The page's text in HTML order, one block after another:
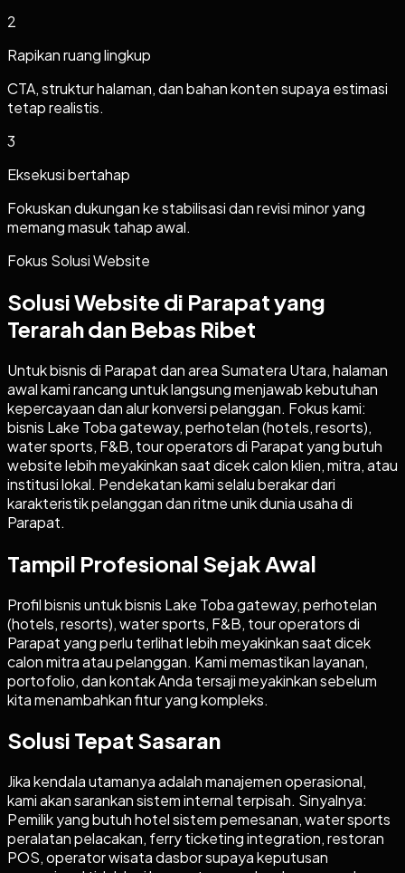
2
Rapikan ruang lingkup
CTA, struktur halaman, dan bahan konten supaya estimasi
tetap realistis.
3
Eksekusi bertahap
Fokuskan dukungan ke stabilisasi dan revisi minor yang
memang masuk tahap awal.
Fokus Solusi Website
Solusi Website di Parapat yang
Terarah dan Bebas Ribet
Untuk bisnis di Parapat dan area Sumatera Utara, halaman
awal kami rancang untuk langsung menjawab kebutuhan
kepercayaan dan alur konversi pelanggan. Fokus kami:
bisnis Lake Toba gateway, perhotelan (hotels, resorts),
water sports, F&B, tour operators di Parapat yang butuh
website lebih meyakinkan saat dicek calon klien, mitra, atau
institusi lokal. Pendekatan kami selalu berakar dari
karakteristik pelanggan dan ritme unik dunia usaha di
Parapat.
Tampil Profesional Sejak Awal
Profil bisnis untuk bisnis Lake Toba gateway, perhotelan
(hotels, resorts), water sports, F&B, tour operators di
Parapat yang perlu terlihat lebih meyakinkan saat dicek
calon mitra atau pelanggan. Kami memastikan layanan,
portofolio, dan kontak Anda tersaji meyakinkan sebelum
kita menambahkan fitur yang kompleks.
Solusi Tepat Sasaran
Jika kendala utamanya adalah manajemen operasional,
kami akan sarankan sistem internal terpisah. Sinyalnya:
Pemilik yang butuh hotel sistem pemesanan, water sports
peralatan pelacakan, ferry ticketing integration, restoran
POS, operator wisata dasbor supaya keputusan